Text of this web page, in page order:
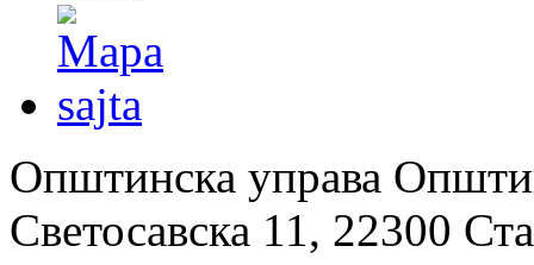
Општинска управа
Светосавска 11, 22300